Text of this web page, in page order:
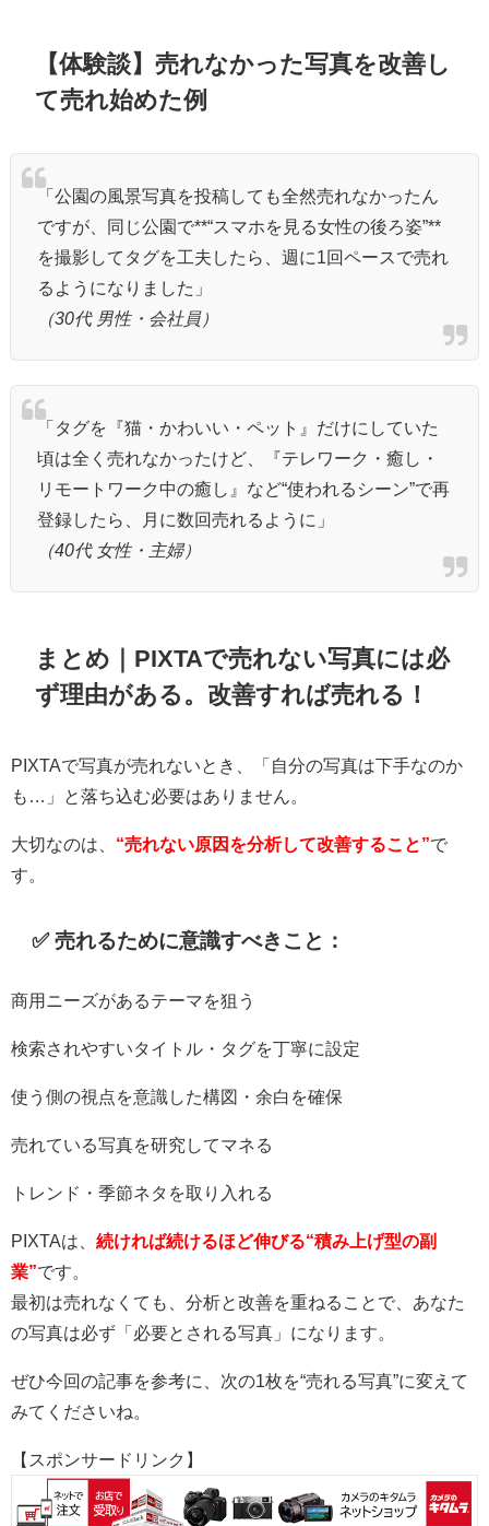
【体験談】売れなかった写真を改善し
て売れ始めた例
「公園の風景写真を投稿しても全然売れなかったん
ですが、同じ公園で**“スマホを見る女性の後ろ姿”**
を撮影してタグを工夫したら、週に1回ペースで売れ
るようになりました」
（30代 男性・会社員）
「タグを『猫・かわいい・ペット』だけにしていた
頃は全く売れなかったけど、『テレワーク・癒し・
リモートワーク中の癒し』など“使われるシーン”で再
登録したら、月に数回売れるように」
（40代 女性・主婦）
まとめ｜PIXTAで売れない写真には必
ず理由がある。改善すれば売れる！
PIXTAで写真が売れないとき、「自分の写真は下手なのか
も…」と落ち込む必要はありません。
大切なのは、 “売れない原因を分析して改善すること”で
す。
✅ 売れるために意識すべきこと：
商用ニーズがあるテーマを狙う
検索されやすいタイトル・タグを丁寧に設定
使う側の視点を意識した構図・余白を確保
売れている写真を研究してマネる
トレンド・季節ネタを取り入れる
PIXTAは、 続ければ続けるほど伸びる“積み上げ型の副
業”です。
最初は売れなくても、分析と改善を重ねることで、あなた
の写真は必ず「必要とされる写真」になります。
ぜひ今回の記事を参考に、次の1枚を“売れる写真”に変えて
みてくださいね。
【スポンサードリンク】